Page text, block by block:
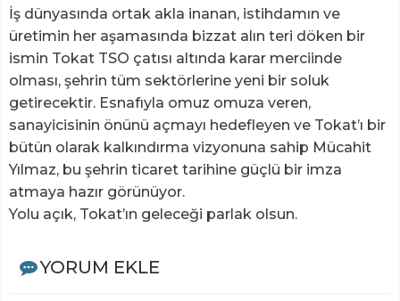
​İş dünyasında ortak akla inanan, istihdamın ve
üretimin her aşamasında bizzat alın teri döken bir
ismin Tokat TSO çatısı altında karar merciinde
olması, şehrin tüm sektörlerine yeni bir soluk
getirecektir. Esnafıyla omuz omuza veren,
sanayicisinin önünü açmayı hedefleyen ve Tokat’ı bir
bütün olarak kalkındırma vizyonuna sahip Mücahit
Yılmaz, bu şehrin ticaret tarihine güçlü bir imza
atmaya hazır görünüyor.
​Yolu açık, Tokat’ın geleceği parlak olsun.
YORUM EKLE